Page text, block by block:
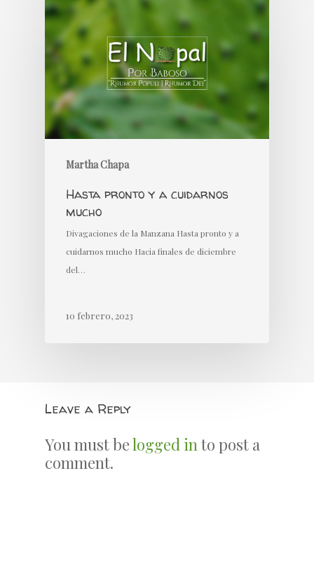
Martha Chapa
Hasta pronto y a cuidarnos
mucho
Divagaciones de la Manzana Hasta pronto y a
cuidarnos mucho Hacia finales de diciembre
del…
10 febrero, 2023
Leave a Reply
You must belogged into post a
comment.